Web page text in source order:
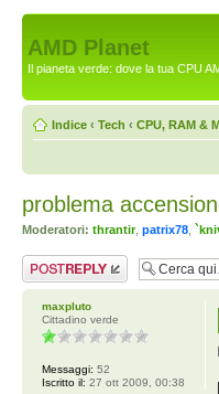
AMD Planet
Il pianeta verde: dove la tua CPU
Indice ‹ Tech ‹ CPU, RAM &
problema
Moderatori: thrantir, patrix78
Rispondi al
messaggio
maxpluto
Cittadino verde
Messaggi: 52
Iscritto il: 27 ott 2009, 00:38